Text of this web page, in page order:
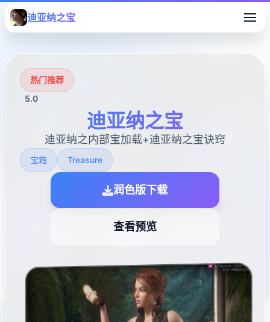
迪亚纳之宝
热门推荐
5.0
迪亚纳之宝
迪亚纳之内部宝加载+迪亚纳之宝诀窍
宝箱 Treasure
润色版下载
查看预览